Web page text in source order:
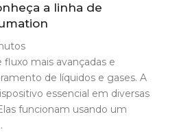
a linha de
fluxo mais avançadas e
de líquidos e gases. A
essencial em diversas
funcionam usando um